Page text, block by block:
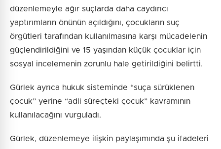
düzenlemeyle ağır suçlarda daha caydırıcı
yaptırımların önünün açıldığını, çocukların suç
örgütleri tarafından kullanılmasına karşı mücadelenin
güçlendirildiğini ve 15 yaşından küçük çocuklar için
sosyal incelemenin zorunlu hale getirildiğini belirtti.
Gürlek ayrıca hukuk sisteminde “suça sürüklenen
çocuk” yerine “adli süreçteki çocuk” kavramının
kullanılacağını vurguladı.
Gürlek, düzenlemeye ilişkin paylaşımında şu ifadeleri